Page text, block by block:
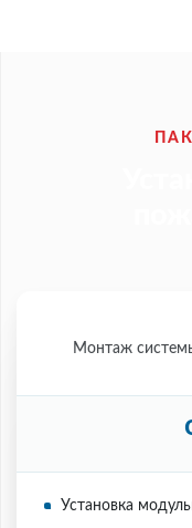
Монтаж
Установка